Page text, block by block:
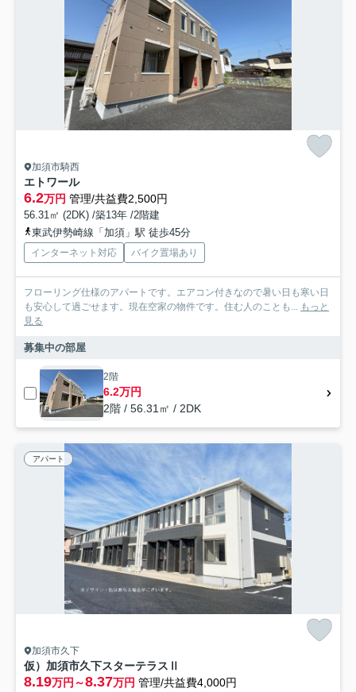
加須市騎西
エトワール
6.2万円 管理/共益費2,500円
56.31㎡ (2DK) /築13年 /2階建
東武伊勢崎線「加須」駅 徒歩45分
インターネット対応 バイク置場あり
フローリング仕様のアパートです。エアコン付きなので暑い日も寒い日
も安心して過ごせます。現在空家の物件です。住む人のことも... もっと
見る
募集中の部屋
2階
6.2万円
2階 / 56.31㎡ / 2DK
アパート
加須市久下
仮）加須市久下スターテラスⅡ
8.19万円～8.37万円 管理/共益費4,000円